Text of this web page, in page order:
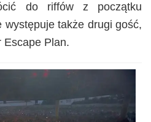
do riffów z początku
występuje także drugi gość,
Escape Plan.